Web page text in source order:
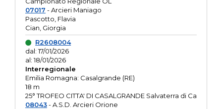
07017 - Arcieri Maniago
Pascotto, Flavia
Cian, Giorgia
R2608004
dal: 17/01/2026
al: 18/01/2026
Interregionale
Emilia Romagna: Casalgrande (RE)
18 m
25° TROFEO CITTA' DI CASALGRANDE Salvaterra di Ca
08043- A.S.D. Arcieri Orione